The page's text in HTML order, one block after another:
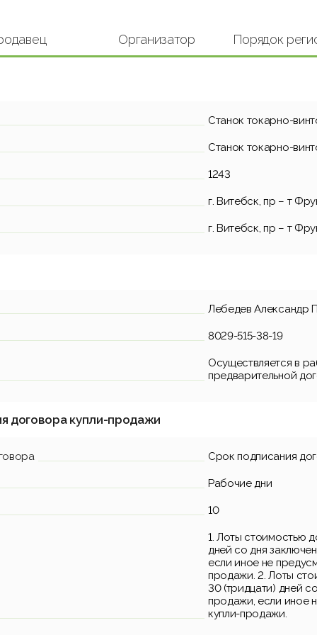
Организатор Порядок
Станок токарно-
Станок токарно-
1243
г. Витебск, пр – т
г. Витебск, пр – т
Лебедев Александр
8029-515-38-19
Осуществляется в
предварительной
договора купли-продажи
Срок подписания
Рабочие дни
10
1. Лоты стоимостью
дней со дня
если иное не
продажи. 2. Лоты
30 (тридцати) дней
продажи, если иное
купли-продажи.